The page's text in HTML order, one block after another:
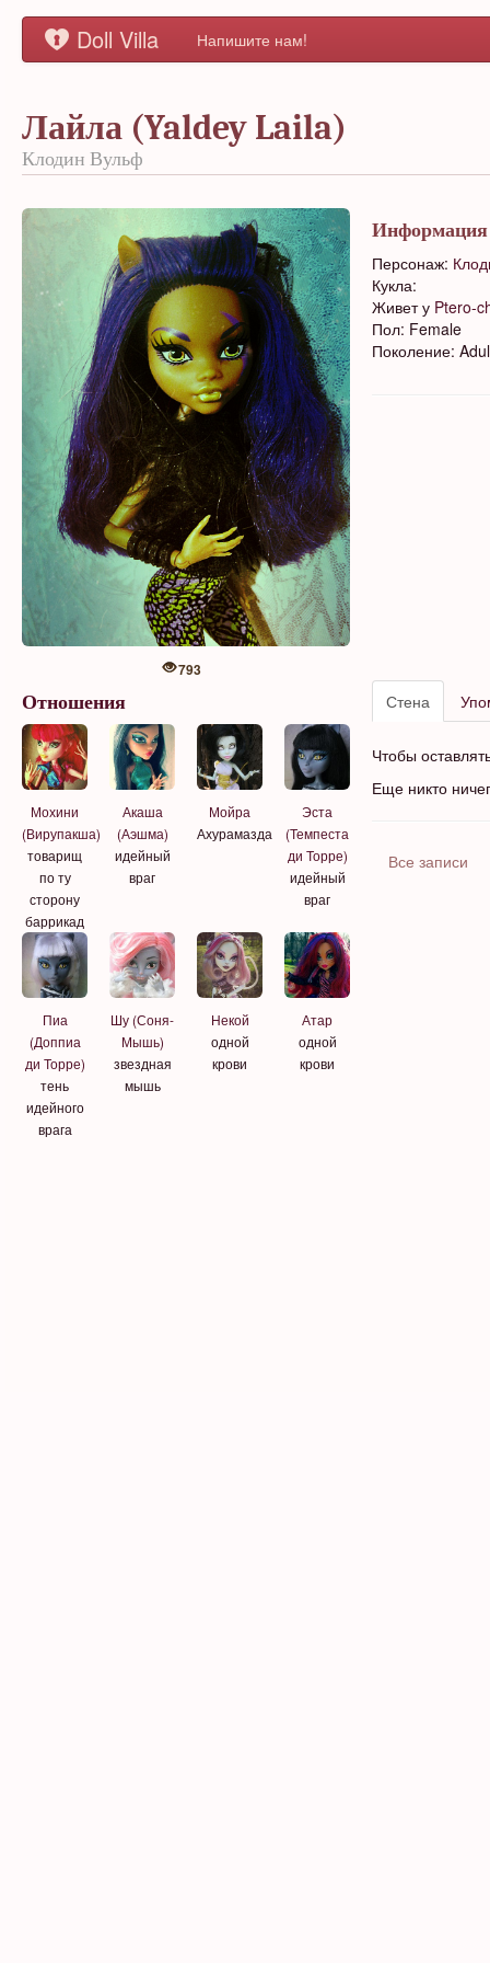
Doll Villa Напишите нам!
Лайла (Yaldey Laila)
Клодин Вульф
793
Информация
Персонаж:
Кукла:
Живет у Ptero-
Пол: Female
Поколение:
Отношения
Мохини
(Вирупакша)
товарищ
по ту
сторону
баррикад
Акаша
(Аэшма)
идейный
враг
Мойра
Ахурамазда
Эста
(Темпеста
ди Торре)
идейный
враг
Пиа
(Доппиа
ди Торре)
тень
идейного
врага
Шу (Соня-
Мышь)
звездная
мышь
Некой
одной
крови
Атар
одной
крови
Стена
Чтобы
Еще никто
Все записи